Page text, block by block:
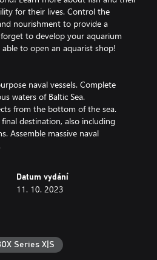
for their lives. Control the
nourishment to provide a
to develop your aquarium
to open an aquarist shop!
naval vessels. Complete
waters of Baltic Sea.
from the bottom of the sea.
destination, also including
Assemble massive naval
Datum vydání
11. 10. 2023
Series X|S